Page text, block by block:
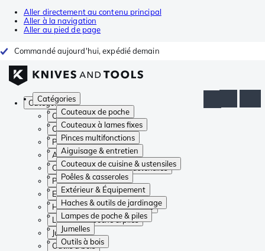
Aller directement au contenu principal
Aller à la navigation
Aller au pied de page
Commandé aujourd'hui, expédié demain
Catégories
Couteaux de poche
Couteaux à lames fixes
Pinces multifonctions
Aiguisage & entretien
Couteaux de cuisine & ustensiles
Poêles & casseroles
Extérieur & Équipement
Haches & outils de jardinage
Lampes de poche & piles
Jumelles
Outils à bois
Catégories
Couteaux de poche
Couteaux à lames fixes
Pinces multifonctions
Aiguisage & entretien
Couteaux de cuisine & ustensiles
Poêles & casseroles
Extérieur & Équipement
Haches & outils de jardinage
Lampes de poche & piles
Jumelles
Outils à bois